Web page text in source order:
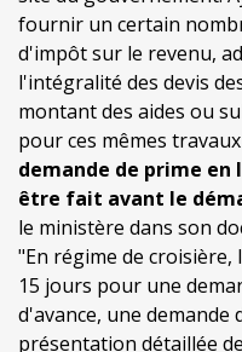
fournir un certain
d'impôt sur le revenu,
l'intégralité des devis
montant des aides ou
pour ces mêmes
demande de prime
être fait avant le
le ministère dans son
"En régime de
15 jours pour une
d'avance, une demande
présentation détaillée